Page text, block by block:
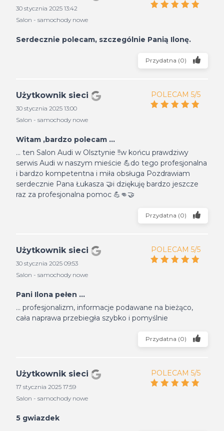
30 stycznia 2025 13:42
Salon - samochody nowe
Serdecznie polecam, szczególnie Panią Ilonę.
Przydatna (0)
Użytkownik sieci
30 stycznia 2025 13:00
Salon - samochody nowe
POLECAM 5/5
Witam ,bardzo polecam ...
... ten Salon Audi w Olsztynie !!w końcu prawdziwy
serwis Audi w naszym mieście 💪do tego profesjonalna
i bardzo kompetentna i miła obsługa Pozdrawiam
serdecznie Pana Łukasza 🤝i dziękuję bardzo jeszcze
raz za profesjonalna pomoc 💪👊🤝
Przydatna (0)
Użytkownik sieci
30 stycznia 2025 09:53
Salon - samochody nowe
POLECAM 5/5
Pani Ilona pełen ...
... profesjonalizm, informacje podawane na bieżąco,
cała naprawa przebiegła szybko i pomyślnie
Przydatna (0)
Użytkownik sieci
17 stycznia 2025 17:59
Salon - samochody nowe
POLECAM 5/5
5 gwiazdek